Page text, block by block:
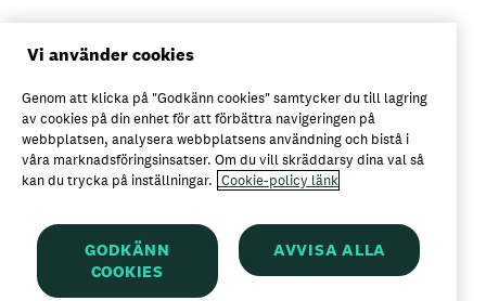
Personuppgiftspolicy
Axfoods integritetspolicy
Här kan du köpa Garant
Vi använder cookies
Genom att klicka på "Godkänn cookies" samtycker du till lagring
av cookies på din enhet för att förbättra navigeringen på
webbplatsen, analysera webbplatsens användning och bistå i
våra marknadsföringsinsatser. Om du vill skräddarsy dina val så
kan du trycka på inställningar. Cookie-policy länk
GODKÄNN
COOKIES
AVVISA ALLA